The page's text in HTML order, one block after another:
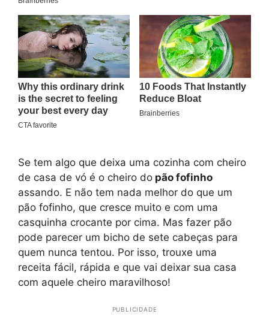
Se tem algo que deixa uma cozinha com cheiro
de casa de vó é o cheiro do pão fofinho
assando. E não tem nada melhor do que um
pão fofinho, que cresce muito e com uma
casquinha crocante por cima. Mas fazer pão
pode parecer um bicho de sete cabeças para
quem nunca tentou. Por isso, trouxe uma
receita fácil, rápida e que vai deixar sua casa
com aquele cheiro maravilhoso!
PUBLICIDADE